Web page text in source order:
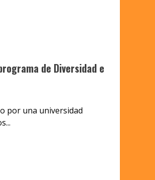
de Diversidad e
por una universidad